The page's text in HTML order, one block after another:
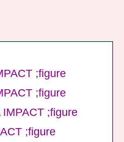
;figure
;figure
;figure
;figure